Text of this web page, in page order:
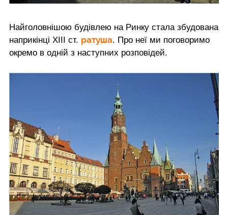
Найголовнішою будівлею на Ринку стала збудована
наприкінці XIII ст. ратуша. Про неї ми поговоримо
окремо в одній з наступних розповідей.